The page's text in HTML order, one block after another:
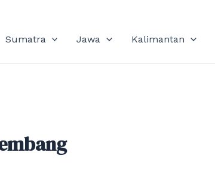
Sumatra Jawa Kalimantan